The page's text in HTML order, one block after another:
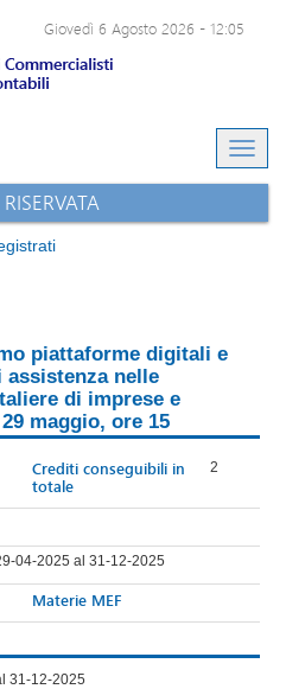
Giovedì 6 Agosto 2026 - 12:05
piattaforme digitali e
nelle
di imprese e
maggio, ore 15
Crediti conseguibili in
totale
2
04-2025 al 31-12-2025
Materie MEF
31-12-2025